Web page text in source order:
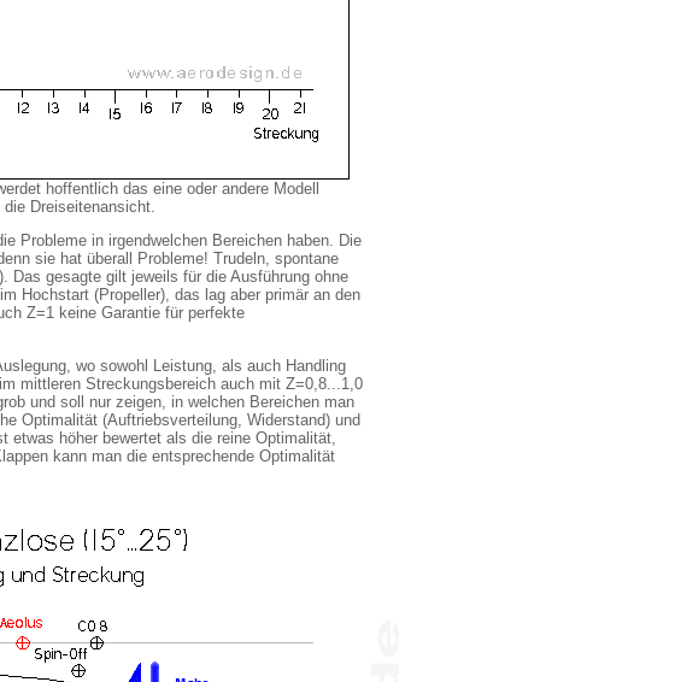
hoffentlich das eine oder andere Modell
Dreiseitenansicht.
Probleme in irgendwelchen Bereichen haben. Die
sie hat überall Probleme! Trudeln, spontane
Das gesagte gilt jeweils für die Ausführung ohne
Hochstart (Propeller), das lag aber primär an den
Z=1 keine Garantie für perfekte
wo sowohl Leistung, als auch Handling
mittleren Streckungsbereich auch mit Z=0,8...1,0
und soll nur zeigen, in welchen Bereichen man
Optimalität (Auftriebsverteilung, Widerstand) und
höher bewertet als die reine Optimalität,
kann man die entsprechende Optimalität